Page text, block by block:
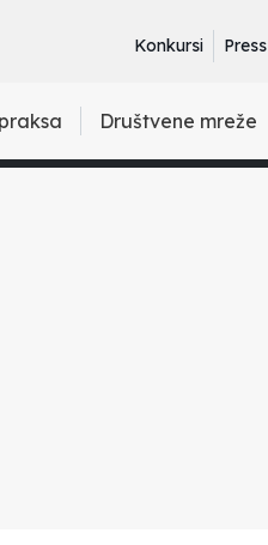
Konkursi Press
Društvene mreže